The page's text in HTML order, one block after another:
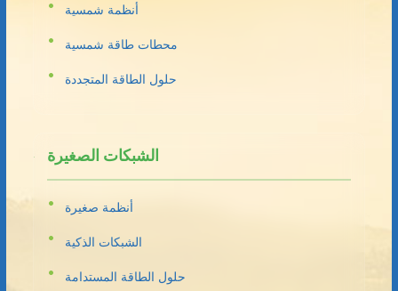
أنظمة شمسية
محطات طاقة شمسية
حلول الطاقة المتجددة
الشبكات الصغيرة
أنظمة صغيرة
الشبكات الذكية
حلول الطاقة المستدامة